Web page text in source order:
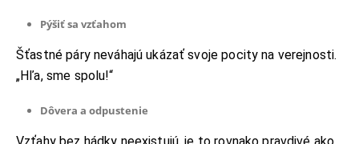
Pýšiť sa vzťahom
Šťastné páry neváhajú ukázať svoje pocity na verejnosti.
„Hľa, sme spolu!“
Dôvera a odpustenie
Vzťahy bez hádky neexistujú, je to rovnako pravdivé ako